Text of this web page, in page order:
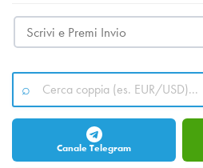
Canale Telegram